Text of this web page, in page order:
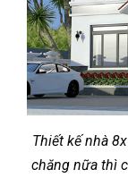
Thiết kế nhà
chăng nữa thì